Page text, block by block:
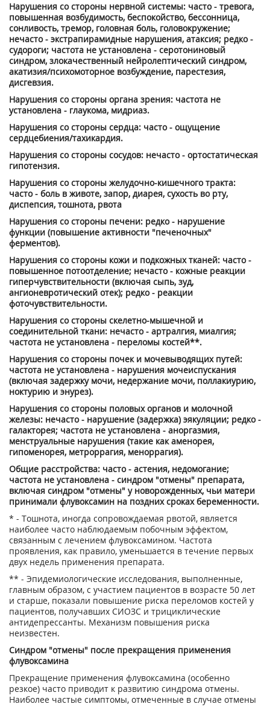
Нарушения со стороны нервной системы: часто - тревога,
повышенная возбудимость, беспокойство, бессонница,
сонливость, тремор, головная боль, головокружение;
нечасто - экстрапирамидные нарушения, атаксия; редко -
судороги; частота не установлена - серотониновый
синдром, злокачественный нейролептический синдром,
акатизия/психомоторное возбуждение, парестезия,
дисгевзия.
Нарушения со стороны органа зрения: частота не
установлена - глаукома, мидриаз.
Нарушения со стороны сердца: часто - ощущение
сердцебиения/тахикардия.
Нарушения со стороны сосудов: нечасто - ортостатическая
гипотензия.
Нарушения со стороны желудочно-кишечного тракта:
часто - боль в животе, запор, диарея, сухость во рту,
диспепсия, тошнота, рвота
Нарушения со стороны печени: редко - нарушение
функции (повышение активности "печеночных"
ферментов).
Нарушения со стороны кожи и подкожных тканей: часто -
повышенное потоотделение; нечасто - кожные реакции
гиперчувствительности (включая сыпь, зуд,
ангионевротический отек); редко - реакции
фоточувствительности.
Нарушения со стороны скелетно-мышечной и
соединительной ткани: нечасто - артралгия, миалгия;
частота не установлена - переломы костей**.
Нарушения со стороны почек и мочевыводящих путей:
частота не установлена - нарушения мочеиспускания
(включая задержку мочи, недержание мочи, поллакиурию,
ноктурию и энурез).
Нарушения со стороны половых органов и молочной
железы: нечасто - нарушение (задержка) эякуляции; редко -
галакторея; частота не установлена - аноргазмия,
менструальные нарушения (такие как аменорея,
гипоменорея, метроррагия, меноррагия).
Общие расстройства: часто - астения, недомогание;
частота не установлена - синдром "отмены" препарата,
включая синдром "отмены" у новорожденных, чьи матери
принимали флувоксамин на поздних сроках беременности.
* - Тошнота, иногда сопровождаемая рвотой, является
наиболее часто наблюдаемым побочным эффектом,
связанным с лечением флувоксамином. Частота
проявления, как правило, уменьшается в течение первых
двух недель применения препарата.
** - Эпидемиологические исследования, выполненные,
главным образом, с участием пациентов в возрасте 50 лет
и старше, показали повышение риска переломов костей у
пациентов, получавших СИОЗС и трициклические
антидепрессанты. Механизм повышения риска
неизвестен.
Синдром "отмены" после прекращения применения
флувоксамина
Прекращение применения флувоксамина (особенно
резкое) часто приводит к развитию синдрома отмены.
Наиболее частые симптомы, отмеченные в случае отмены